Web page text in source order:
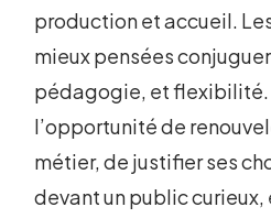
production et accueil.
mieux pensées
pédagogie, et flexibilité.
l’opportunité de
métier, de justifier ses
devant un public curieux,